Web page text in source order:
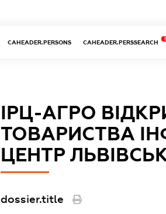
CAHEADER.PERSONS CAHEADER.PERSSEARCH
ІРЦ-АГРО
ТОВАРИСТВА
ЦЕНТР
dossier.title